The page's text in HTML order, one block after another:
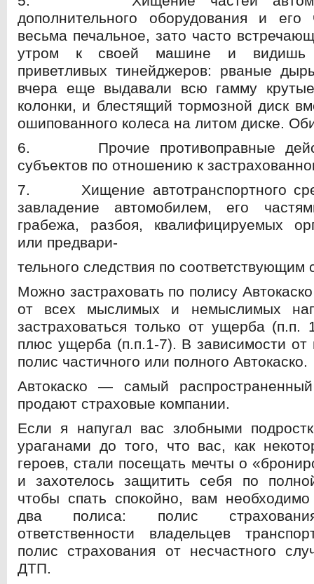
дополнительного оборудования и его
весьма печальное, зато часто
утром к своей машине и видишь
приветливых тинейджеров: рваные
вчера еще выдавали всю гамму крутые
колонки, и блестящий тормозной диск
ошипованного колеса на литом диске.
6. Прочие противоправные
субъектов по отношению к
7. Хищение автотранспортного
завладение автомобилем, его
грабежа, разбоя, квалифицируемых
или предвари-
тельного следствия по
Можно застраховать по полису
от всех мыслимых и немыслимых
застраховаться только от ущерба
плюс ущерба (п.п.1-7). В зависимости от
полис частичного или полного Автокаско.
Автокаско — самый
продают страховые компании.
Если я напугал вас злобными
ураганами до того, что вас, как
героев, стали посещать мечты о
и захотелось защитить себя по
чтобы спать спокойно, вам
два полиса: полис
ответственности владельцев
полис страхования от несчастного
ДТП.